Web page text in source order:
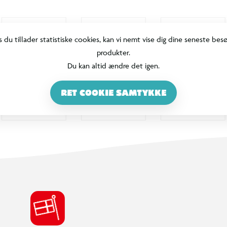
du tillader statistiske cookies, kan vi nemt vise dig dine seneste
produkter.
Du kan altid ændre det igen.
RET COOKIE SAMTYKKE